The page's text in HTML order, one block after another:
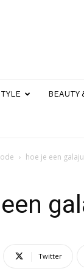
BEAUTY
hoe je een
Twitter